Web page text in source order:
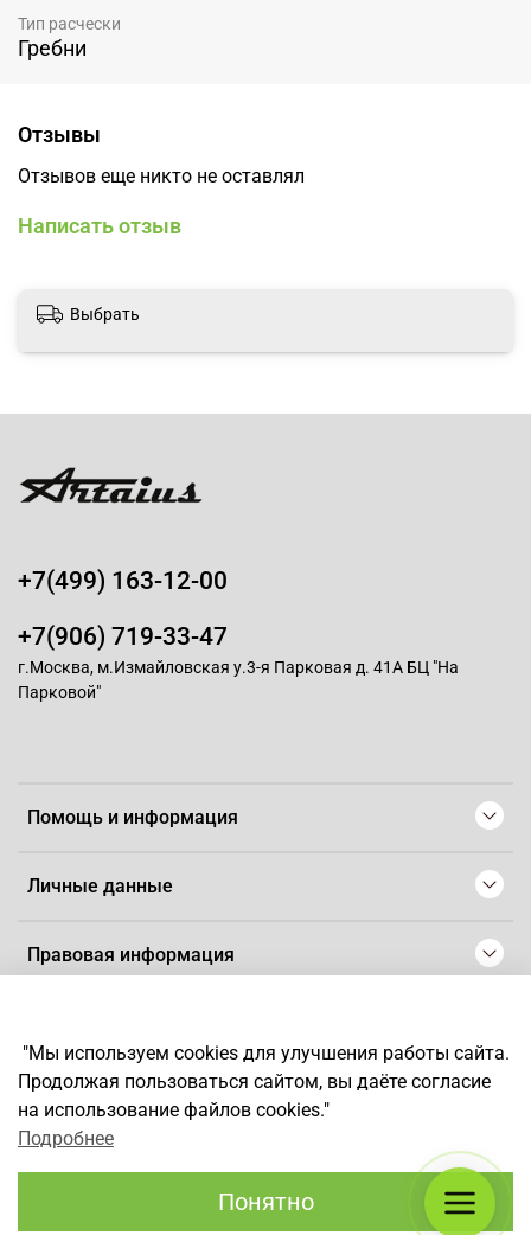
Тип расчески
Гребни
Отзывы
Отзывов еще никто не оставлял
Написать отзыв
Выбрать
Помощь и информация
Личные данные
Правовая информация
+7(499) 163-12-00
+7(906) 719-33-47
г.Москва, м.Измайловская у.3-я Парковая д. 41А БЦ "На
Парковой"
*Любое использование контента без письменного разрешения
запрещено
"Мы используем cookies для улучшения работы сайта.
Продолжая пользоваться сайтом, вы даёте согласие
на использование файлов cookies."
Подробнее
Понятно